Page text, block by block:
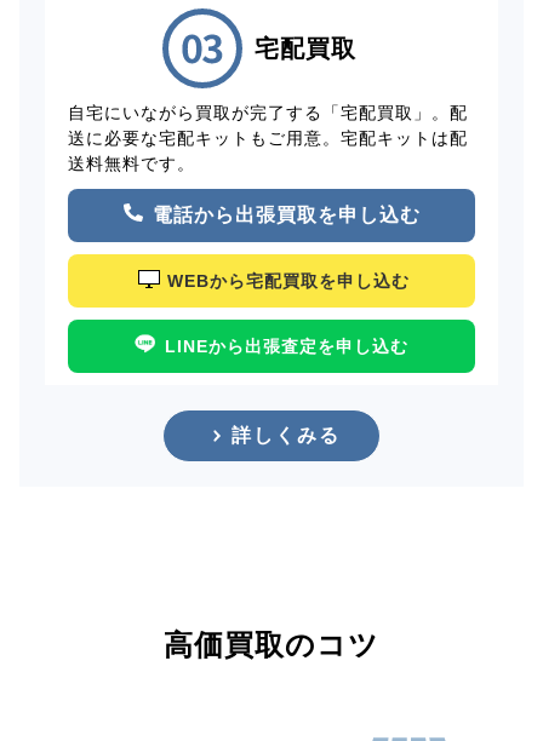
宅配買取
自宅にいながら買取が完了する「宅配買取」。配
送に必要な宅配キットもご用意。宅配キットは配
送料無料です。
電話から出張買取を申し込む
WEBから宅配買取を申し込む
LINEから出張査定を申し込む
詳しくみる
高価買取のコツ